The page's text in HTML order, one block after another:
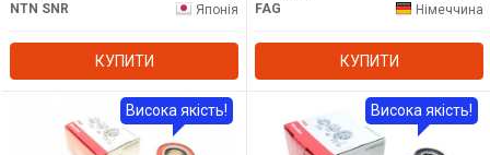
NTN SNR
Японія
КУПИТИ
FAG
Німеччина
КУПИТИ
Висока якість! Висока якість!